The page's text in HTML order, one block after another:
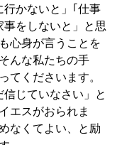
かないと」｢仕事
をしないと」と思
心身が言うことを
んな私たちの手
てくださいます。
じていなさい」と
エスがおられま
なくてよい、と励